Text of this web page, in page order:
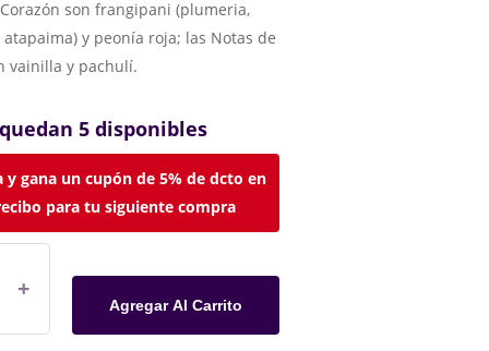
son frangipani (plumeria,
y peonía roja; las Notas de
vainilla y pachulí.
5 disponibles
y gana un cupón de 5% de dcto en
para tu siguiente compra
Agregar Al Carrito